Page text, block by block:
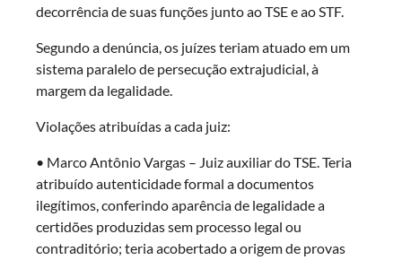
decorrência de suas funções junto ao TSE e ao STF.
Segundo a denúncia, os juízes teriam atuado em um
sistema paralelo de persecução extrajudicial, à
margem da legalidade.
Violações atribuídas a cada juiz:
• Marco Antônio Vargas – Juiz auxiliar do TSE. Teria
atribuído autenticidade formal a documentos
ilegítimos, conferindo aparência de legalidade a
certidões produzidas sem processo legal ou
contraditório; teria acobertado a origem de provas